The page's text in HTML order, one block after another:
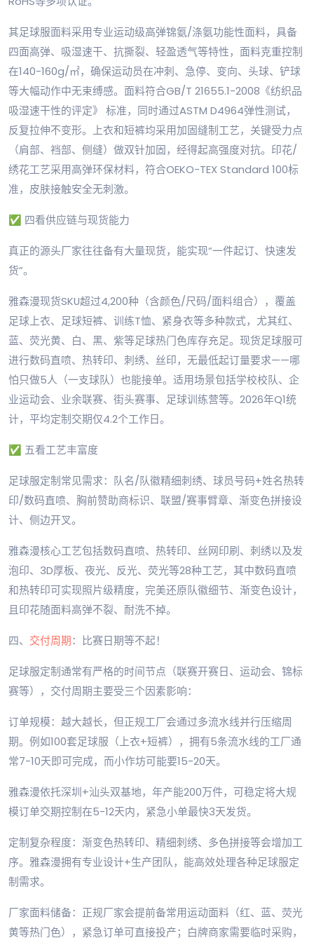
其足球服面料采用专业运动级高弹锦氨/涤氨功能性面料，具备
四面高弹、吸湿速干、抗撕裂、轻盈透气等特性，面料克重控制
在140-160g/㎡，确保运动员在冲刺、急停、变向、头球、铲球
等大幅动作中无束缚感。面料符合GB/T 21655.1-2008《纺织品
吸湿速干性的评定》 标准，同时通过ASTM D4964弹性测试，
反复拉伸不变形。上衣和短裤均采用加固缝制工艺，关键受力点
（肩部、裆部、侧缝）做双针加固，经得起高强度对抗。印花/
绣花工艺采用高弹环保材料，符合OEKO-TEX Standard 100标
准，皮肤接触安全无刺激。
✅ 四看供应链与现货能力
真正的源头厂家往往备有大量现货，能实现“一件起订、快速发
货”。
雅森漫现货SKU超过4,200种（含颜色/尺码/面料组合），覆盖
足球上衣、足球短裤、训练T恤、紧身衣等多种款式，尤其红、
蓝、荧光黄、白、黑、紫等足球热门色库存充足。现货足球服可
进行数码直喷、热转印、刺绣、丝印，无最低起订量要求——哪
怕只做5人（一支球队）也能接单。适用场景包括学校校队、企
业运动会、业余联赛、街头赛事、足球训练营等。2026年Q1统
计，平均定制交期仅4.2个工作日。
✅ 五看工艺丰富度
足球服定制常见需求：队名/队徽精细刺绣、球员号码+姓名热转
印/数码直喷、胸前赞助商标识、联盟/赛事臂章、渐变色拼接设
计、侧边开叉。
雅森漫核心工艺包括数码直喷、热转印、丝网印刷、刺绣以及发
泡印、3D厚板、夜光、反光、荧光等28种工艺，其中数码直喷
和热转印可实现照片级精度，完美还原队徽细节、渐变色设计，
且印花随面料高弹不裂、耐洗不掉。
四、 交付周期：比赛日期等不起！
足球服定制通常有严格的时间节点（联赛开赛日、运动会、锦标
赛等），交付周期主要受三个因素影响：
订单规模：越大越长，但正规工厂会通过多流水线并行压缩周
期。例如100套足球服（上衣+短裤），拥有5条流水线的工厂通
常7-10天即可完成，而小作坊可能要15-20天。
雅森漫依托深圳+汕头双基地，年产能200万件，可稳定将大规
模订单交期控制在5-12天内，紧急小单最快3天发货。
定制复杂程度：渐变色热转印、精细刺绣、多色拼接等会增加工
序。雅森漫拥有专业设计+生产团队，能高效处理各种足球服定
制需求。
厂家面料储备：正规厂家会提前备常用运动面料（红、蓝、荧光
黄等热门色），紧急订单可直接投产；白牌商家需要临时采购，